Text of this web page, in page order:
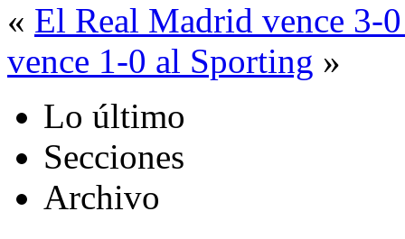
« El Real Madrid vence 3-
vence 1-0 al Sporting »
Lo último
Secciones
Archivo